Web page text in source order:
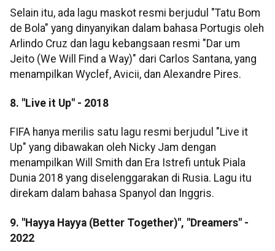
Selain itu, ada lagu maskot resmi berjudul "Tatu Bom
de Bola" yang dinyanyikan dalam bahasa Portugis oleh
Arlindo Cruz dan lagu kebangsaan resmi "Dar um
Jeito (We Will Find a Way)" dari Carlos Santana, yang
menampilkan Wyclef, Avicii, dan Alexandre Pires.
8. "Live it Up" - 2018
FIFA hanya merilis satu lagu resmi berjudul "Live it
Up" yang dibawakan oleh Nicky Jam dengan
menampilkan Will Smith dan Era Istrefi untuk Piala
Dunia 2018 yang diselenggarakan di Rusia. Lagu itu
direkam dalam bahasa Spanyol dan Inggris.
9. "Hayya Hayya (Better Together)", "Dreamers" -
2022